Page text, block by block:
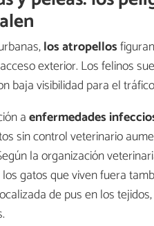
los atropellos
exterior. Los felinos
baja visibilidad para el
aenfermedades
sin control veterinario
la organización
gatos que viven fuera
de pus en los